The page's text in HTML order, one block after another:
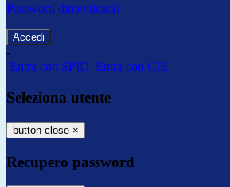
Password dimenticata?
-
Entra con SPID Entra con CIE
Seleziona utente
button close ×
Recupero password